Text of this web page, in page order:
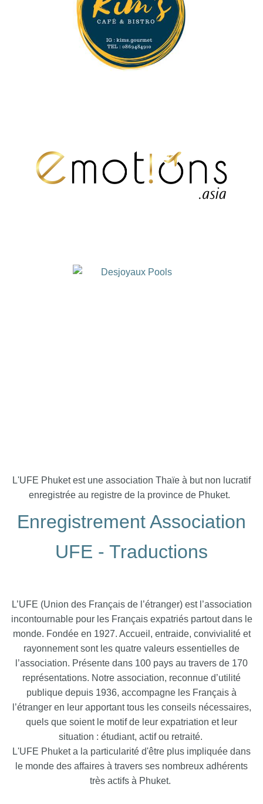
L'UFE Phuket est une association Thaïe à but non lucratif
enregistrée au registre de la province de Phuket.
Enregistrement Association
UFE - Traductions
L’UFE (Union des Français de l’étranger) est l’association
incontournable pour les Français expatriés partout dans le
monde. Fondée en 1927. Accueil, entraide, convivialité et
rayonnement sont les quatre valeurs essentielles de
l’association. Présente dans 100 pays au travers de 170
représentations. Notre association, reconnue d’utilité
publique depuis 1936, accompagne les Français à
l’étranger en leur apportant tous les conseils nécessaires,
quels que soient le motif de leur expatriation et leur
situation : étudiant, actif ou retraité.
L'UFE Phuket a la particularité d'être plus impliquée dans
le monde des affaires à travers ses nombreux adhérents
très actifs à Phuket.